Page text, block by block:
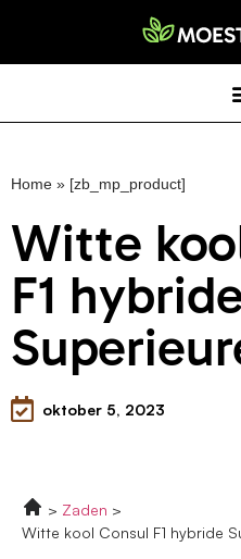
Home » [zb_mp_product]
Witte
F1
oktober 5, 2023
Zaden
Witte kool Consul F1 hybride